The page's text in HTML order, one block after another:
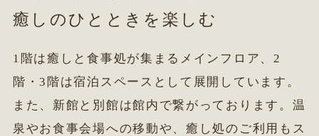
癒しのひとときを楽しむ
1階は癒しと食事処が集まるメインフロア、2
階・3階は宿泊スペースとして展開しています。
また、新館と別館は館内で繋がっております。温
泉やお食事会場への移動や、癒し処のご利用もス